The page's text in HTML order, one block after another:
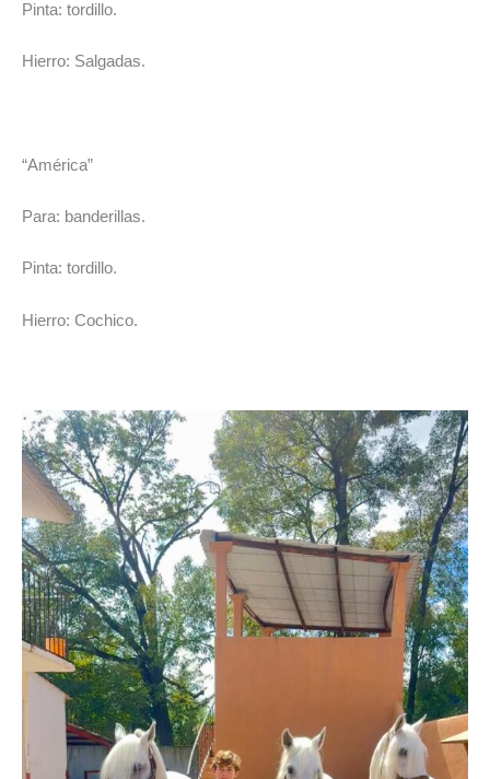
Pinta: tordillo.
Hierro: Salgadas.
“América”
Para: banderillas.
Pinta: tordillo.
Hierro: Cochico.